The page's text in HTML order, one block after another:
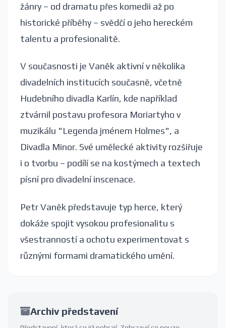
žánry – od dramatu přes komedii až po
historické příběhy – svědčí o jeho hereckém
talentu a profesionalitě.
V současnosti je Vaněk aktivní v několika
divadelních institucích současně, včetně
Hudebního divadla Karlín, kde například
ztvárnil postavu profesora Moriartyho v
muzikálu "Legenda jménem Holmes", a
Divadla Minor. Své umělecké aktivity rozšiřuje
i o tvorbu – podílí se na kostýmech a textech
písní pro divadelní inscenace.
Petr Vaněk představuje typ herce, který
dokáže spojit vysokou profesionalitu s
všestranností a ochotu experimentovat s
různými formami dramatického umění.
Archiv představení